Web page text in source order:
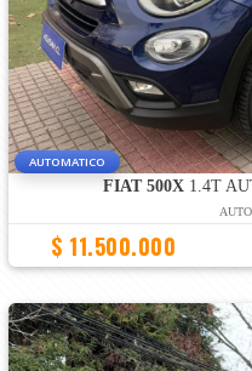
AUTOMATICO
FIAT 500X1.4T
$ 11.500.000